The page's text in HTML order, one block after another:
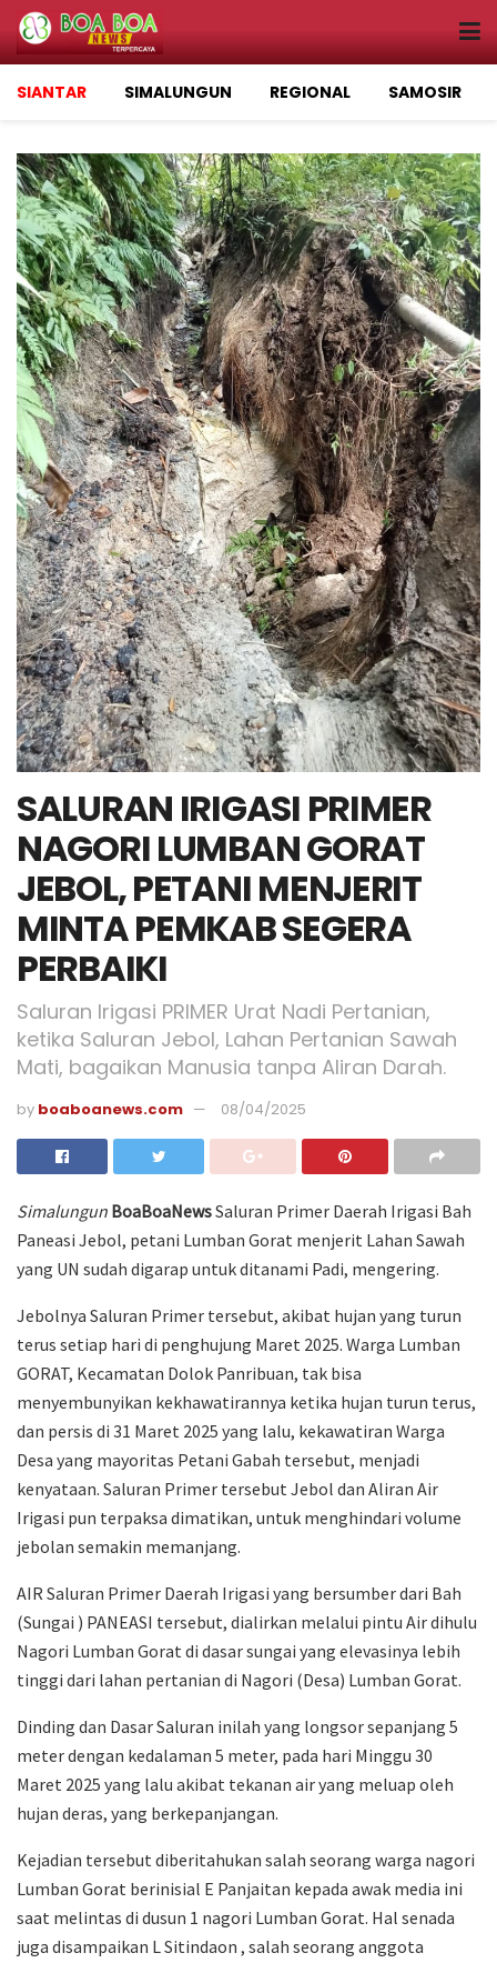
SIANTAR SIMALUNGUN REGIONAL SAMOSIR
SALURAN IRIGASI PRIMER
NAGORI LUMBAN GORAT
JEBOL, PETANI MENJERIT
MINTA PEMKAB SEGERA
PERBAIKI
Saluran Irigasi PRIMER Urat Nadi Pertanian,
ketika Saluran Jebol, Lahan Pertanian Sawah
Mati, bagaikan Manusia tanpa Aliran Darah.
by boaboanews.com 08/04/2025
Simalungun BoaBoaNewsSaluran Primer Daerah Irigasi Bah
Paneasi Jebol, petani Lumban Gorat menjerit Lahan Sawah
yang UN sudah digarap untuk ditanami Padi, mengering.
Jebolnya Saluran Primer tersebut, akibat hujan yang turun
terus setiap hari di penghujung Maret 2025. Warga Lumban
GORAT, Kecamatan Dolok Panribuan, tak bisa
menyembunyikan kekhawatirannya ketika hujan turun terus,
dan persis di 31 Maret 2025 yang lalu, kekawatiran Warga
Desa yang mayoritas Petani Gabah tersebut, menjadi
kenyataan. Saluran Primer tersebut Jebol dan Aliran Air
Irigasi pun terpaksa dimatikan, untuk menghindari volume
jebolan semakin memanjang.
AIR Saluran Primer Daerah Irigasi yang bersumber dari Bah
(Sungai ) PANEASI tersebut, dialirkan melalui pintu Air dihulu
Nagori Lumban Gorat di dasar sungai yang elevasinya lebih
tinggi dari lahan pertanian di Nagori (Desa) Lumban Gorat.
Dinding dan Dasar Saluran inilah yang longsor sepanjang 5
meter dengan kedalaman 5 meter, pada hari Minggu 30
Maret 2025 yang lalu akibat tekanan air yang meluap oleh
hujan deras, yang berkepanjangan.
Kejadian tersebut diberitahukan salah seorang warga nagori
Lumban Gorat berinisial E Panjaitan kepada awak media ini
saat melintas di dusun 1 nagori Lumban Gorat. Hal senada
juga disampaikan L Sitindaon , salah seorang anggota